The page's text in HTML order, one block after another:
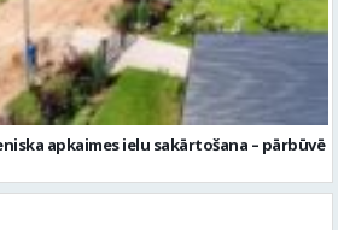
apkaimes ielu sakārtošana – pārbūvē